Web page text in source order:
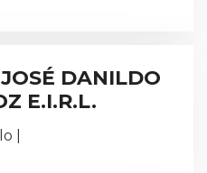
DANILDO
E.I.R.L.
|